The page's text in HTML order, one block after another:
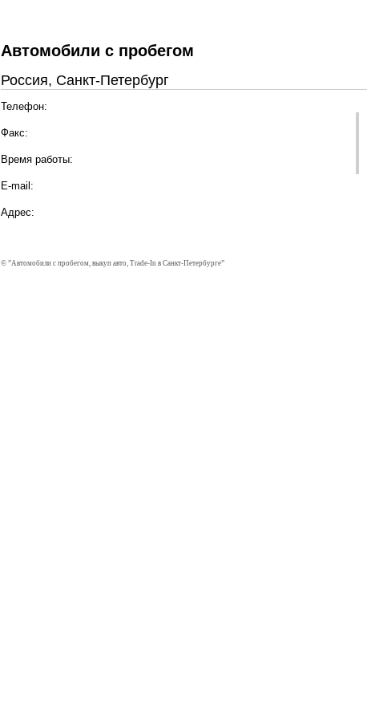
Автомобили с пробегом
Россия, Санкт-Петербург
Телефон:
Факс:
Время работы:
E-mail:
Адрес:
© ”Автомобили с пробегом, выкуп авто, Trade-In в Санкт-Петербурге”